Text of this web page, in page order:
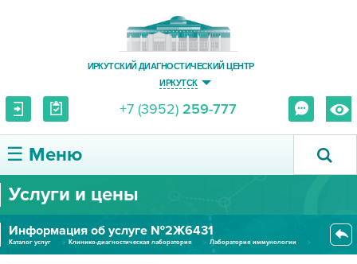
ИРКУТСКИЙ ДИАГНОСТИЧЕСКИЙ ЦЕНТР
ИРКУТСК
+7 (3952) 259-777
☰ Меню
О ЦЕНТРЕ
УСЛУГИ И ЦЕНЫ
Услуги и цены
Информация об услуге №2Ж6431
Каталог услуг Клинико-диагностическая лаборатория
Лаборатория иммунологии